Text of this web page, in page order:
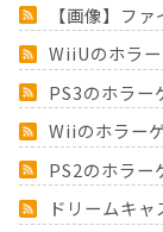
【画像】フ
WiiUのホラ
PS3のホラ
Wiiのホラー
PS2のホラー
ドリームキ